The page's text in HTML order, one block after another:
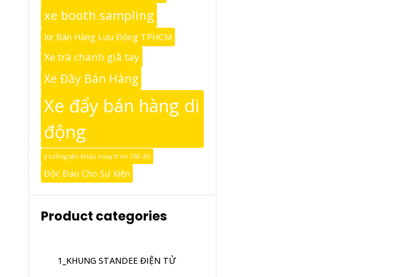
xe booth sampling
Xe Bán Hàng Lưu Động TPHCM
Xe trà chanh giã tay
Xe Đầy Bán Hàng
Xe đẩy bán hàng di
động
ý tưởng sân khấu xoay tròn 360 độ
Độc Đáo Cho Sự Kiện
Product categories
1_KHUNG STANDEE ĐIỆN TỬ